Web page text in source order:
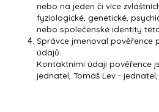
nebo na jeden či více
fyziologické, genetické,
nebo společenské identity
Správce jmenoval pověřence
údajů.
Kontaktními údaji pověřence
jednatel, Tomáš Lev - jednatel,